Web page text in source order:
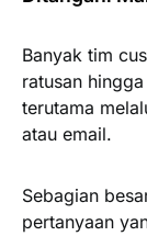
Banyak tim
ratusan
terutama
atau email.
Sebagian
pertanyaan